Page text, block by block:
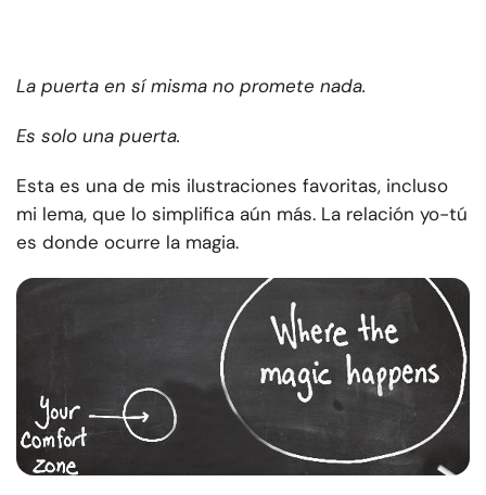
La puerta en sí misma no promete nada.
Es solo una puerta.
Esta es una de mis ilustraciones favoritas, incluso
mi lema, que lo simplifica aún más. La relación yo-tú
es donde ocurre la magia.